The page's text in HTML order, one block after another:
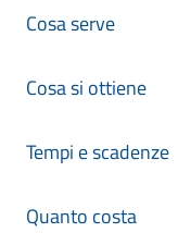
Cosa serve
Cosa si ottiene
Tempi e scadenze
Quanto costa